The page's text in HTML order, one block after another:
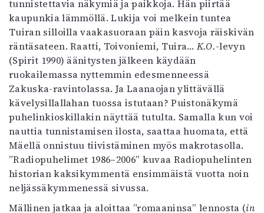
tunnistettavia näkymiä ja paikkoja. Hän piirtää
kaupunkia lämmöllä. Lukija voi melkein tuntea
Tuiran silloilla vaakasuoraan päin kasvoja räiskivän
räntäsateen. Raatti, Toivoniemi, Tuira… K.O.-levyn
(Spirit 1990) äänitysten jälkeen käydään
ruokailemassa nyttemmin edesmenneessä
Zakuska-ravintolassa. Ja Laanaojan ylittävällä
kävelysillallahan tuossa istutaan? Puistonäkymä
puhelinkioskillakin näyttää tutulta. Samalla kun voi
nauttia tunnistamisen ilosta, saattaa huomata, että
Mäellä onnistuu tiivistäminen myös makrotasolla.
”Radiopuhelimet 1986–2006” kuvaa Radiopuhelinten
historian kaksikymmentä ensimmäistä vuotta noin
neljässäkymmenessä sivussa.
Mällinen jatkaa ja aloittaa ”romaaninsa” lennosta (in